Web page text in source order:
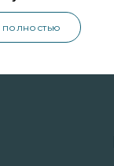
полностью